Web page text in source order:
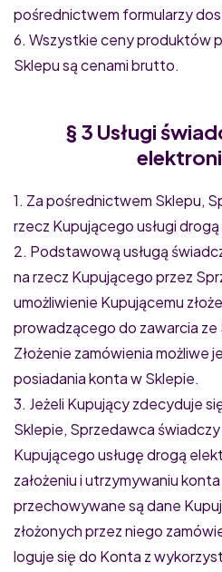
pośrednictwem formularzy
6. Wszystkie ceny produktów
Sklepu są cenami brutto.
§ 3 Usługi
1. Za pośrednictwem Sklepu,
rzecz Kupującego usługi
2. Podstawową usługą
na rzecz Kupującego przez
umożliwienie Kupującemu
prowadzącego do zawarcia
Złożenie zamówienia możliwe
posiadania konta w Sklepie.
3. Jeżeli Kupujący zdecyduje
Sklepie, Sprzedawca
Kupującego usługę drogą
założeniu i utrzymywaniu
przechowywane są dane
złożonych przez niego
loguje się do Konta z